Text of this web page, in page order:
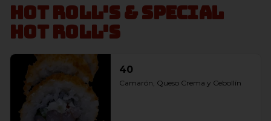
Hot Roll's & Special
Hot Roll's
40
Camarón, Queso Crema y Cebollín